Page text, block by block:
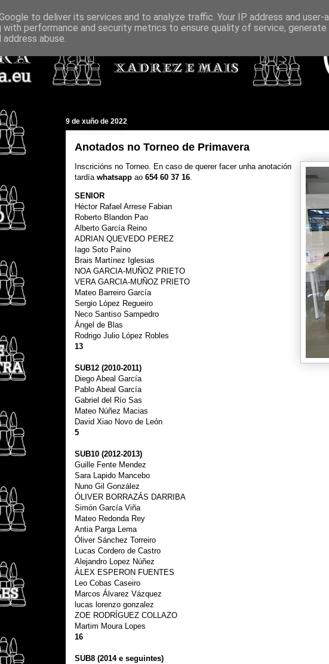
9 de xuño de 2022
Anotados no Torneo de Primavera
Inscricións no Torneo. En caso de querer facer unha anotación
tardía whatsapp ao 654 60 37 16.
SENIOR
Héctor Rafael Arrese Fabian
Roberto Blandon Pao
Alberto García Reino
ADRIAN QUEVEDO PEREZ
Iago Soto Paíno
Brais Martínez Iglesias
NOA GARCIA-MUÑOZ PRIETO
VERA GARCIA-MUÑOZ PRIETO
Mateo Barreiro García
Sergio López Regueiro
Neco Santiso Sampedro
Ángel de Blas
Rodrigo Julio López Robles
13
SUB12 (2010-2011)
Diego Abeal García
Pablo Abeal García
Gabriel del Río Sas
Mateo Núñez Macias
David Xiao Novo de León
5
SUB10 (2012-2013)
Guille Fente Mendez
Sara Lapido Mancebo
Nuno Gil González
ÓLIVER BORRAZÁS DARRIBA
Simón García Viña
Mateo Redonda Rey
Antia Parga Lema
Óliver Sánchez Torreiro
Lucas Cordero de Castro
Alejandro Lopez Núñez
ÀLEX ESPERON FUENTES
Leo Cobas Caseiro
Marcos Álvarez Vázquez
lucas lorenzo gonzalez
ZOE RODRÍGUEZ COLLAZO
Martim Moura Lopes
16
SUB8 (2014 e seguintes)
to deliver its services and to analyze traffic. Your IP address and user-
with performance and security metrics to ensure quality of service, generate
abuse.